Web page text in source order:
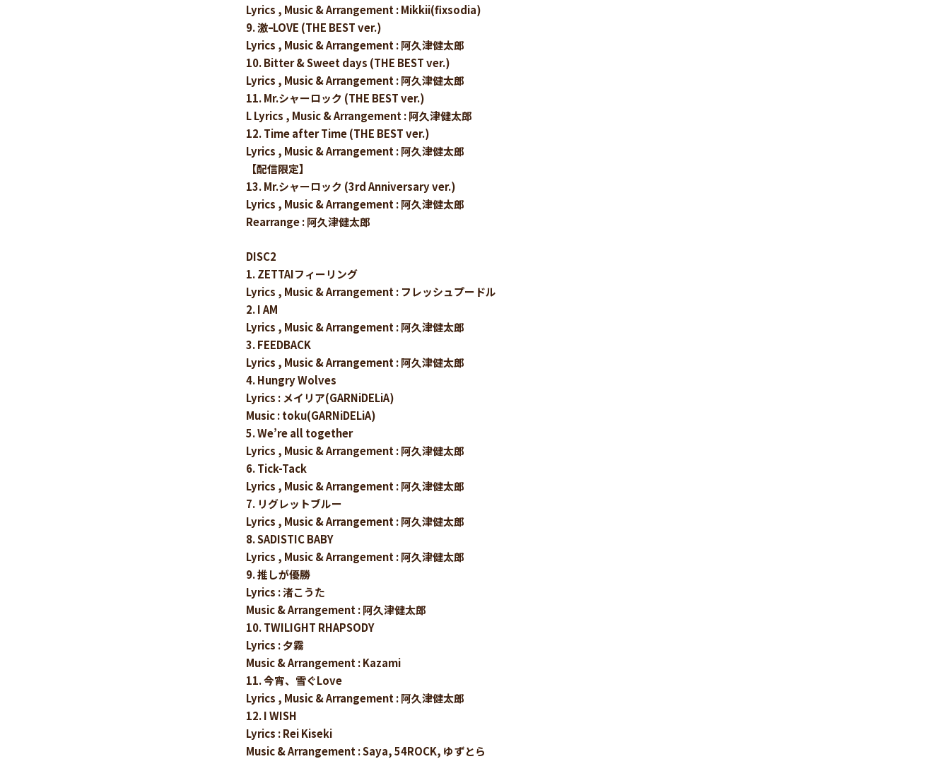
Lyrics , Music & Arrangement : Mikkii(fixsodia)
9. 激ｰLOVE (THE BEST ver.)
Lyrics , Music & Arrangement : 阿久津健太郎
10. Bitter & Sweet days (THE BEST ver.)
Lyrics , Music & Arrangement : 阿久津健太郎
11. Mr.シャーロック (THE BEST ver.)
L Lyrics , Music & Arrangement : 阿久津健太郎
12. Time after Time (THE BEST ver.)
Lyrics , Music & Arrangement : 阿久津健太郎
【配信限定】
13. Mr.シャーロック (3rd Anniversary ver.)
Lyrics , Music & Arrangement : 阿久津健太郎
Rearrange : 阿久津健太郎
DISC2
1. ZETTAIフィーリング
Lyrics , Music & Arrangement : フレッシュプードル
2. I AM
Lyrics , Music & Arrangement : 阿久津健太郎
3. FEEDBACK
Lyrics , Music & Arrangement : 阿久津健太郎
4. Hungry Wolves
Lyrics : メイリア(GARNiDELiA)
Music : toku(GARNiDELiA)
5. We’re all together
Lyrics , Music & Arrangement : 阿久津健太郎
6. Tick-Tack
Lyrics , Music & Arrangement : 阿久津健太郎
7. リグレットブルー
Lyrics , Music & Arrangement : 阿久津健太郎
8. SADISTIC BABY
Lyrics , Music & Arrangement : 阿久津健太郎
9. 推しが優勝
Lyrics : 渚こうた
Music & Arrangement : 阿久津健太郎
10. TWILIGHT RHAPSODY
Lyrics : 夕霧
Music & Arrangement : Kazami
11. 今宵、雪ぐLove
Lyrics , Music & Arrangement : 阿久津健太郎
12. I WISH
Lyrics : Rei Kiseki
Music & Arrangement : Saya, 54ROCK, ゆずとら